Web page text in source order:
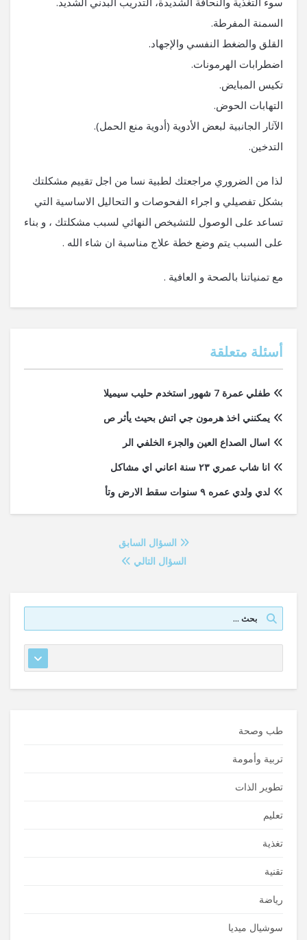
السمنة المفرطة.
القلق والضغط النفسي والإجهاد.
اضطرابات الهرمونات.
تكيس المبايض.
التهابات الحوض.
الآثار الجانبية لبعض الأدوية (أدوية منع الحمل).
التدخين.
لذا من الضروري مراجعتك لطبية نسا من اجل تقييم مشكلتك
بشكل تفصيلي و اجراء الفحوصات و التحاليل الاساسية التي
تساعد على الوصول للتشيخص النهائي لسبب مشكلتك ، و بناء
على السبب يتم وضع خطة علاج مناسبة ان شاء الله .
مع تمنياتنا بالصحة و العافية .
أسئلة متعلقة
طفلي عمرة 7 شهور استخدم حليب سيميلا
يمكنني اخذ هرمون جي اتش بحيث يأثر ص
اسال الصداع العين والجزء الخلفي الر
انا شاب عمري ٢٣ سنة اعاني اي مشاكل
لدي ولدي عمره ٩ سنوات سقط الارض وتأ
السؤال السابق
السؤال التالي
طب وصحة
تربية وأمومة
تطوير الذات
تعليم
تغذية
تقنية
رياضة
سوشيال ميديا